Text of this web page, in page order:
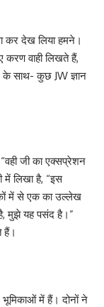
कर देख लिया हमने।
करण वाही लिखते हैं,
साथ- कुछ JW ज्ञान
जी का एक्सप्रेशन
में लिखा है, “इस
में से एक का उल्लेख
मुझे यह पसंद है।”
हैं।
में हैं। दोनों ने